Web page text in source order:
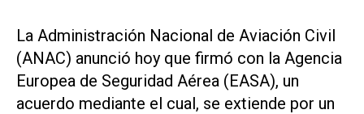
La Administración Nacional de Aviación Civil
(ANAC) anunció hoy que firmó con la Agencia
Europea de Seguridad Aérea (EASA), un
acuerdo mediante el cual, se extiende por un